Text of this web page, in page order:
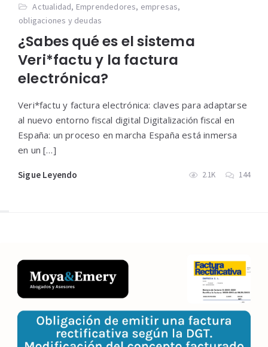
Actualidad, Emprendedores, empresas,
obligaciones y deudas
¿Sabes qué es el sistema
Veri*factu y la factura
electrónica?
Veri*factu y factura electrónica: claves para adaptarse
al nuevo entorno fiscal digital Digitalización fiscal en
España: un proceso en marcha España está inmersa
en un […]
Sigue Leyendo 2.1K 144